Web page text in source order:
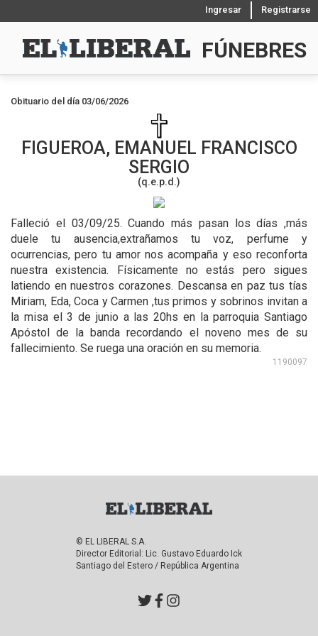
Ingresar Registrarse
FÚNEBRES
Obituario del día 03/06/2026
FIGUEROA, EMANUEL FRANCISCO
SERGIO
(q.e.p.d.)
Falleció el 03/09/25. Cuando más pasan los días ,más
duele tu ausencia,extrañamos tu voz, perfume y
ocurrencias, pero tu amor nos acompaña y eso reconforta
nuestra existencia. Físicamente no estás pero sigues
latiendo en nuestros corazones. Descansa en paz tus tías
Miriam, Eda, Coca y Carmen ,tus primos y sobrinos invitan a
la misa el 3 de junio a las 20hs en la parroquia Santiago
Apóstol de la banda recordando el noveno mes de su
fallecimiento. Se ruega una oración en su memoria.
1190097
© EL LIBERAL S.A.
Director Editorial: Lic. Gustavo Eduardo Ick
Santiago del Estero / República Argentina